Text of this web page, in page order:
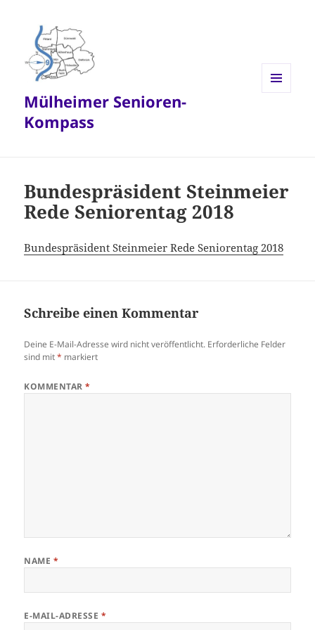
Mülheimer Senioren-
Kompass
Bundespräsident Steinmeier
Rede Seniorentag 2018
Bundespräsident Steinmeier Rede Seniorentag 2018
Schreibe einen Kommentar
Deine E-Mail-Adresse wird nicht veröffentlicht. Erforderliche Felder
sind mit* markiert
KOMMENTAR*
NAME *
E-MAIL-ADRESSE *